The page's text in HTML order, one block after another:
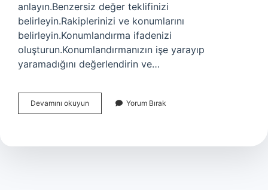
anlayın.Benzersiz değer teklifinizi
belirleyin.Rakiplerinizi ve konumlarını
belirleyin.Konumlandırma ifadenizi
oluşturun.Konumlandırmanızın işe yarayıp
yaramadığını değerlendirin ve…
Devamını okuyun Konumlandırma
Stratejisi
Yorum Bırak